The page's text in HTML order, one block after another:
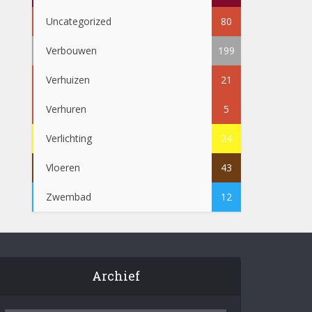
Uncategorized 80
Verbouwen 199
Verhuizen 21
Verhuren 5
Verlichting 24
Vloeren 43
Zwembad 12
Archief